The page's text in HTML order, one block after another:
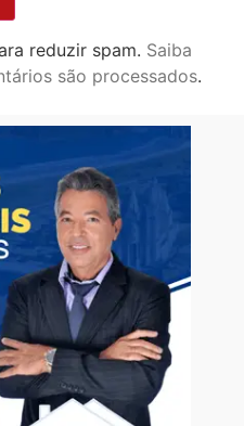
reduzir spam. Saiba
são processados.